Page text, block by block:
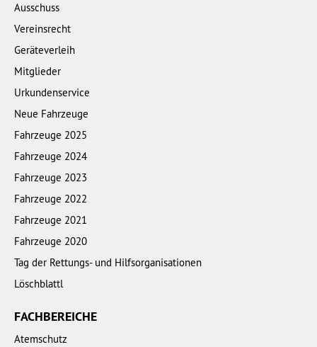
Ausschuss
Vereinsrecht
Geräteverleih
Mitglieder
Urkundenservice
Neue Fahrzeuge
Fahrzeuge 2025
Fahrzeuge 2024
Fahrzeuge 2023
Fahrzeuge 2022
Fahrzeuge 2021
Fahrzeuge 2020
Tag der Rettungs- und Hilfsorganisationen
Löschblattl
FACHBEREICHE
Atemschutz